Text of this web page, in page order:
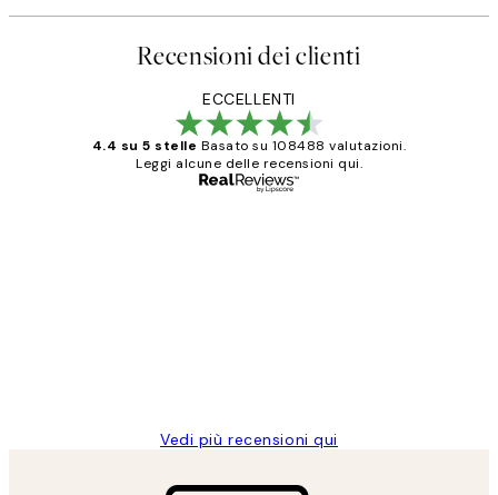
Recensioni dei clienti
ECCELLENTI
4.4 su 5 stelle Basato su 108488 valutazioni.
Leggi alcune delle recensioni qui.
Vedi più recensioni qui